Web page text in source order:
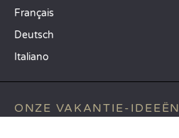
Français
Deutsch
Italiano
ONZE VAKANTIE-IDEEËN